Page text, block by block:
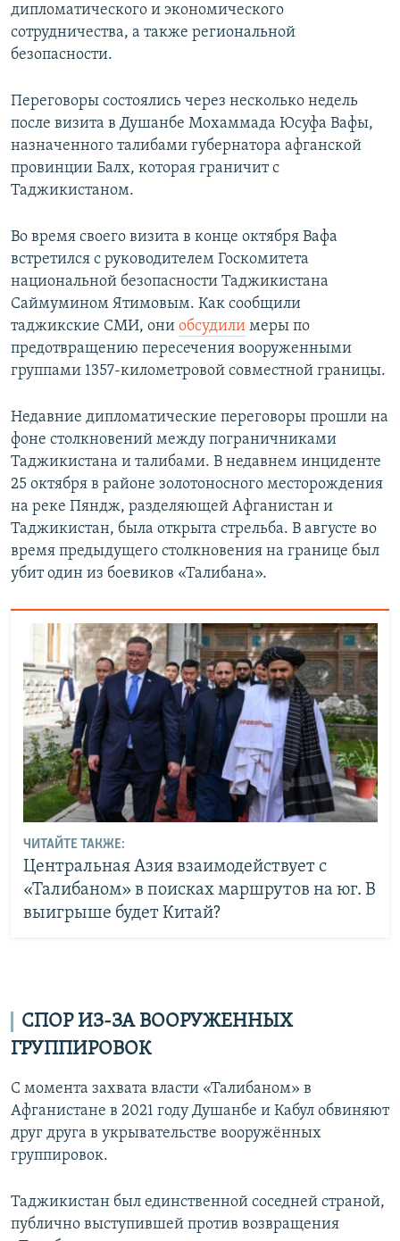
дипломатического и экономического
сотрудничества, а также региональной
безопасности.
Переговоры состоялись через несколько недель
после визита в Душанбе Мохаммада Юсуфа Вафы,
назначенного талибами губернатора афганской
провинции Балх, которая граничит с
Таджикистаном.
Во время своего визита в конце октября Вафа
встретился с руководителем Госкомитета
национальной безопасности Таджикистана
Саймумином Ятимовым. Как сообщили
таджикские СМИ, они обсудили меры по
предотвращению пересечения вооруженными
группами 1357-километровой совместной границы.
Недавние дипломатические переговоры прошли на
фоне столкновений между пограничниками
Таджикистана и талибами. В недавнем инциденте
25 октября в районе золотоносного месторождения
на реке Пяндж, разделяющей Афганистан и
Таджикистан, была открыта стрельба. В августе во
время предыдущего столкновения на границе был
убит один из боевиков «Талибана».
ЧИТАЙТЕ ТАКЖЕ:
Центральная Азия взаимодействует с
«Талибаном» в поисках маршрутов на юг. В
выигрыше будет Китай?
СПОР ИЗ-ЗА ВООРУЖЕННЫХ
ГРУППИРОВОК
С момента захвата власти «Талибаном» в
Афганистане в 2021 году Душанбе и Кабул обвиняют
друг друга в укрывательстве вооружённых
группировок.
Таджикистан был единственной соседней страной,
публично выступившей против возвращения